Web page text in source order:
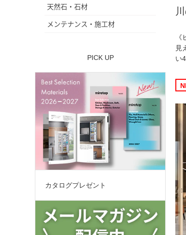
見
い
天然石・石材
メンテナンス・施工材
PICK UP
カタログプレゼント